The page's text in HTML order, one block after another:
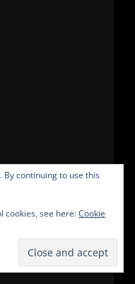
By continuing to use this
cookies, see here:Cookie